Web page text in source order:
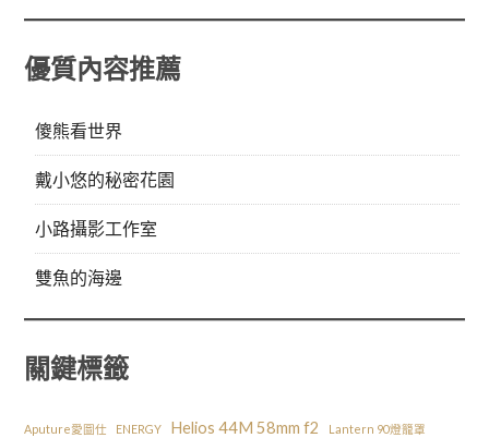
優質內容推薦
傻熊看世界
戴小悠的秘密花園
小路攝影工作室
雙魚的海邊
關鍵標籤
Aputure愛圖仕 ENERGY Helios 44M 58mm f2 Lantern 90燈籠罩